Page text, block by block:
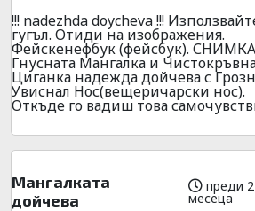
!!! nadezhda doycheva !!!
гугъл. Отиди на изображения.
Фейскенефбук (фейсбук).
Гнусната Мангалка и
Циганка надежда дойчева с
Увиснал Нос(вещеричарски нос).
Откъде го вадиш това
Мангалката
дойчева
преди 2
месеца